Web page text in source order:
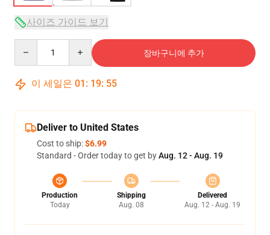
사이즈 가이드 보기
장바구니에 추가
이 세일은 01 : 19: 54
Deliver to United States
Cost to ship:$6.99
Standard - Order today to get byAug. 12 - Aug. 19
Production
Today
Shipping
Aug. 08
Delivered
Aug. 12 - Aug. 19